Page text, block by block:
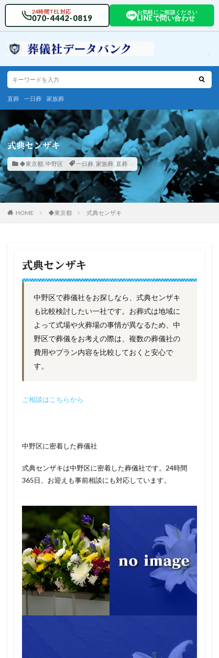
24時間TEL対応
070-4442-0819
お気軽にご相談ください
LINEで問い合わせ
直葬 一日葬 家族葬
式典センザキ
◆東京都, 中野区 一日葬, 家族葬, 直葬
HOME ◆東京都 式典センザキ
式典センザキ
中野区で葬儀社をお探しなら、式典センザキ
も比較検討したい一社です。お葬式は地域に
よって式場や火葬場の事情が異なるため、中
野区で葬儀をお考えの際は、複数の葬儀社の
費用やプラン内容を比較しておくと安心で
す。
ご相談はこちらから
中野区に密着した葬儀社
式典センザキは中野区に密着した葬儀社です。24時間
365日、お迎えも事前相談にも対応しています。